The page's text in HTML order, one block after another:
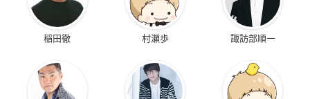
稲田徹 村瀬歩 諏訪部順一